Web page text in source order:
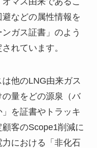
などの属性情報を
ガス証書」のよう
れています。
他のLNG由来ガス
量をどの源泉（バ
を証書やトラッキ
客のScope1削減に
における「非化石